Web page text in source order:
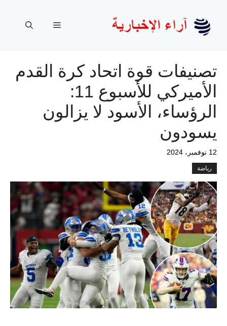
المحتوى
القائمة
تصنيفات قوة اتحاد كرة القدم
الأميركي للأسبوع 11:
الرؤساء، الأسود لا يزالون
يسودون
12 نوفمبر، 2024
رياضة